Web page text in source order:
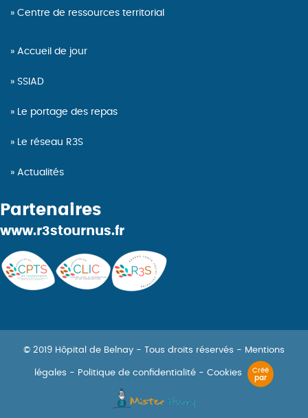
Centre de ressources territorial
Accueil de jour
SSIAD
Le portage des repas
Le réseau R3S
Actualités
Partenaires
www.r3stournus.fr
© 2019 Hôpital de Belnay - Tous droits réservés - Mentions
légales - Politique de confidentialité - Cookies
Créé
par